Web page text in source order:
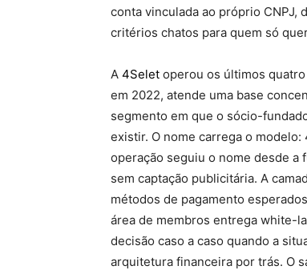
conta vinculada ao próprio CNPJ,
critérios chatos para quem só
A 4Selet operou os últimos
em 2022, atende uma base
segmento em que o sócio-
existir. O nome carrega o modelo:
operação seguiu o nome desde a
sem captação publicitária. A
métodos de pagamento
área de membros entrega white-
decisão caso a caso quando a
arquitetura financeira por trás. O